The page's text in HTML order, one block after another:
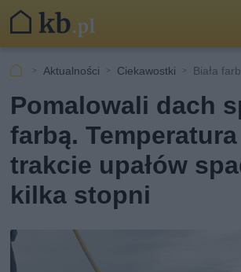
Aktualności Ciekawostki Biała
Pomalowali dach
farbą.
trakcie upałów
kilka stopni